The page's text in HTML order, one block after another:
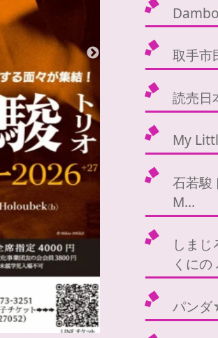
取手市
読売日
My
石若駿
M…
しま
くに
パンダ